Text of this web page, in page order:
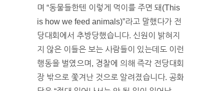
며 “동물들한텐 이렇게 먹이를 주면 돼(This
is how we feed animals)”라고 말했다가 전
당대회에서 추방당했습니다. 신원이 밝혀지
지 않은 이들은 보는 사람들이 있는데도 이런
행동을 벌였으며, 경찰에 의해 즉각 전당대회
장 밖으로 쫓겨난 것으로 알려졌습니다. 공화